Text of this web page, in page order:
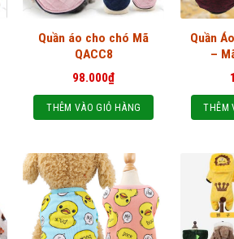
Quần áo cho chó Mã
QACC8
98.000₫
THÊM VÀO GIỎ HÀNG
Quần
–
THÊM